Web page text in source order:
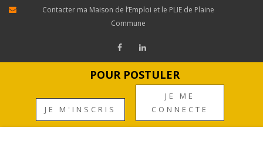
Contacter ma Maison de l’Emploi et le PLIE de Plaine
Commune
POUR POSTULER
JE M'INSCRIS
JE ME
CONNECTE